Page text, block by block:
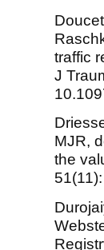
traffic
J
MJR,
the